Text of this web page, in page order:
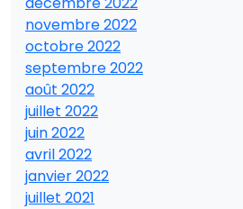
novembre 2022
octobre 2022
septembre 2022
août 2022
juillet 2022
juin 2022
avril 2022
janvier 2022
juillet 2021